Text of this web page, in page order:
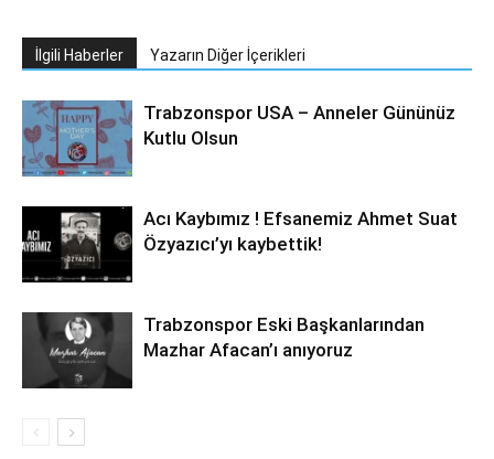
İlgili Haberler Yazarın Diğer İçerikleri
Trabzonspor USA – Anneler Gününüz
Kutlu Olsun
Acı Kaybımız ! Efsanemiz Ahmet Suat
Özyazıcı’yı kaybettik!
Trabzonspor Eski Başkanlarından
Mazhar Afacan’ı anıyoruz